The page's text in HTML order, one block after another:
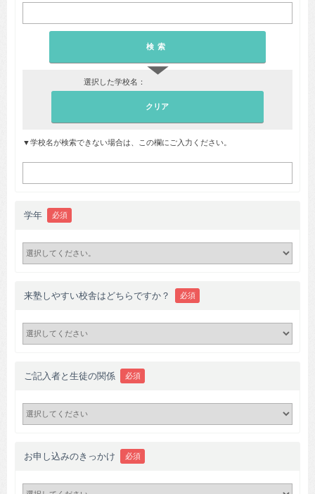
選択した学校名：
▼学校名が検索できない場合は、この欄にご入力ください。
学年 必須
来塾しやすい校舎はどちらですか？ 必須
ご記入者と生徒の関係 必須
お申し込みのきっかけ 必須